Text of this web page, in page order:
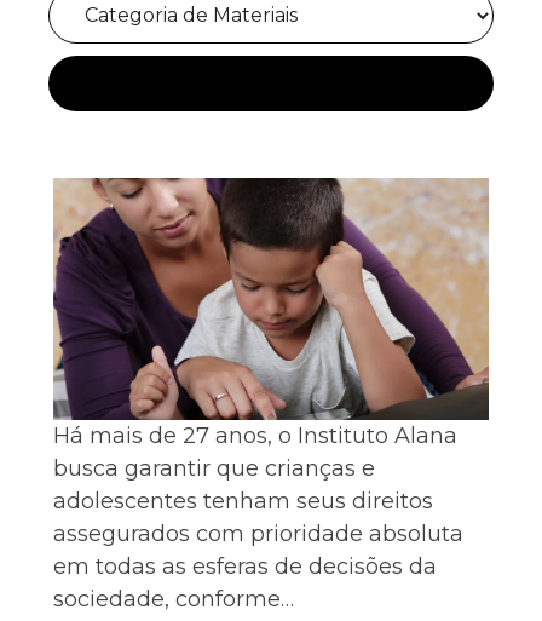
Há mais de 27 anos, o Instituto Alana
busca garantir que crianças e
adolescentes tenham seus direitos
assegurados com prioridade absoluta
em todas as esferas de decisões da
sociedade, conforme…